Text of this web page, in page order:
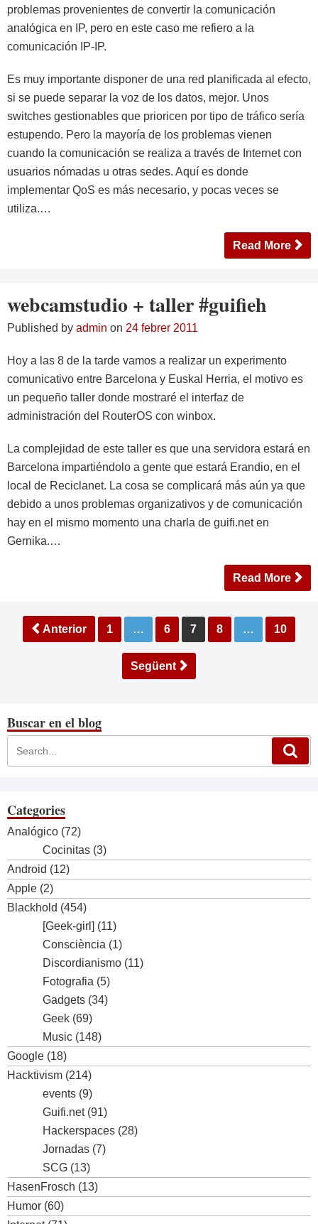
problemas provenientes de convertir la comunicación
analógica en IP, pero en este caso me refiero a la
comunicación IP-IP.
Es muy importante disponer de una red planificada al efecto,
si se puede separar la voz de los datos, mejor. Unos
switches gestionables que prioricen por tipo de tráfico sería
estupendo. Pero la mayoría de los problemas vienen
cuando la comunicación se realiza a través de Internet con
usuarios nómadas u otras sedes. Aquí es donde
implementar QoS es más necesario, y pocas veces se
utiliza.…
Read More
webcamstudio + taller #guifieh
Published by admin on 24 febrer 2011
Hoy a las 8 de la tarde vamos a realizar un experimento
comunicativo entre Barcelona y Euskal Herria, el motivo es
un pequeño taller donde mostraré el interfaz de
administración del RouterOS con winbox.
La complejidad de este taller es que una servidora estará en
Barcelona impartiéndolo a gente que estará Erandio, en el
local de Reciclanet. La cosa se complicará más aún ya que
debido a unos problemas organizativos y de comunicación
hay en el mismo momento una charla de guifi.net en
Gernika.…
Read More
Paginació
Anterior 1 … 6 7 8 … 10
Següent
Buscar en el blog
Categories
Analógico (72)
Cocinitas (3)
Android (12)
Apple (2)
Blackhold (454)
[Geek-girl] (11)
Consciència (1)
Discordianismo (11)
Fotografia (5)
Gadgets (34)
Geek (69)
Music (148)
Google (18)
Hacktivism (214)
events (9)
Guifi.net(91)
Hackerspaces (28)
Jornadas (7)
SCG (13)
HasenFrosch (13)
Humor (60)